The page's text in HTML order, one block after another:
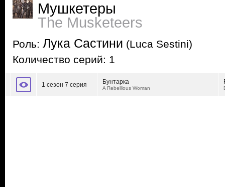
Мушкетеры
The Musketeers
Роль: Лука Састини (Luca Sestini)
Количество серий: 1
1 сезон 7 серия Бунтарка
A Rebellious Woman